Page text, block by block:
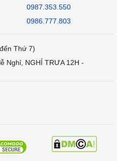
0987.353.550
0986.777.803
Thứ 7)
Nghỉ, NGHỈ TRƯA 12H -